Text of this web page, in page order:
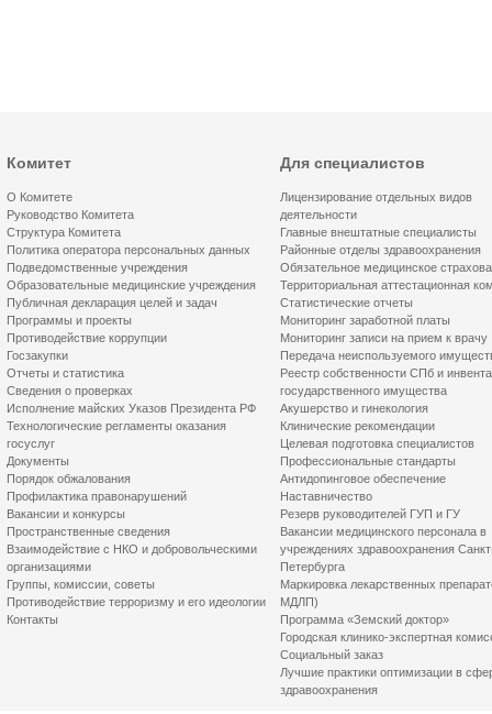
Комитет
О Комитете
Руководство Комитета
Структура Комитета
Политика оператора персональных данных
Подведомственные учреждения
Образовательные медицинские учреждения
Публичная декларация целей и задач
Программы и проекты
Противодействие коррупции
Госзакупки
Отчеты и статистика
Сведения о проверках
Исполнение майских Указов Президента РФ
Технологические регламенты оказания
госуслуг
Документы
Порядок обжалования
Профилактика правонарушений
Вакансии и конкурсы
Пространственные сведения
Взаимодействие с НКО и добровольческими
организациями
Группы, комиссии, советы
Противодействие терроризму и его идеологии
Контакты
Для специалистов
Лицензирование отдельных видов
деятельности
Главные внештатные специалисты
Районные отделы здравоохранения
Обязательное медицинское
Территориальная аттестационная
Статистические отчеты
Мониторинг заработной платы
Мониторинг записи на прием к врачу
Передача неиспользуемого
Реестр собственности СПб и
государственного имущества
Акушерство и гинекология
Клинические рекомендации
Целевая подготовка специалистов
Профессиональные стандарты
Антидопинговое обеспечение
Наставничество
Резерв руководителей ГУП и ГУ
Вакансии медицинского персонала в
учреждениях здравоохранения
Петербурга
Маркировка лекарственных
МДЛП)
Программа «Земский доктор»
Городская клинико-экспертная
Социальный заказ
Лучшие практики оптимизации в
здравоохранения